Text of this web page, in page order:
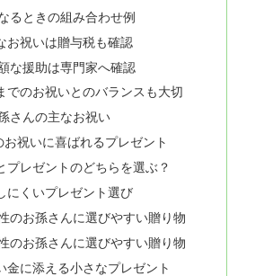
るときの組み合わせ例
お祝いは贈与税も確認
な援助は専門家へ確認
でのお祝いとのバランスも大切
さんの主なお祝い
お祝いに喜ばれるプレゼント
プレゼントのどちらを選ぶ？
にくいプレゼント選び
のお孫さんに選びやすい贈り物
のお孫さんに選びやすい贈り物
金に添える小さなプレゼント